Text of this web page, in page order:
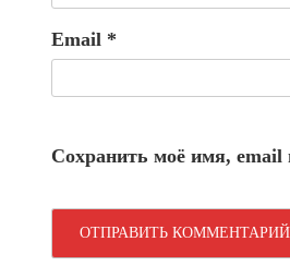
Email *
Сохранить моё имя, email